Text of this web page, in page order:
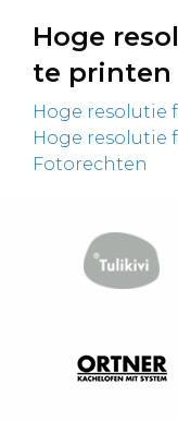
Hoge
te printen
Hoge resolutie
Hoge resolutie
Fotorechten